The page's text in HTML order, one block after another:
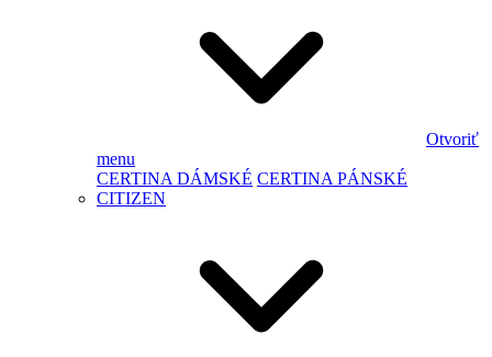
Otvoriť
menu
CERTINA DÁMSKÉ CERTINA PÁNSKÉ
CITIZEN